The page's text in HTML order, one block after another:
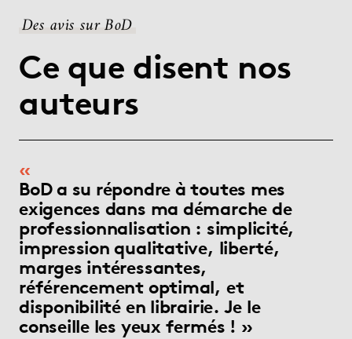
Des avis sur BoD
Ce que disent nos
auteurs
BoD a su répondre à toutes mes
exigences dans ma démarche de
professionnalisation : simplicité,
impression qualitative, liberté,
marges intéressantes,
référencement optimal, et
disponibilité en librairie. Je le
conseille les yeux fermés !